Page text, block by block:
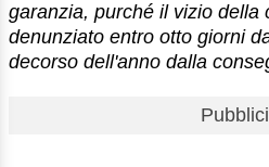
garanzia, purché il vizio della
denunziato entro otto giorni
decorso dell'anno dalla